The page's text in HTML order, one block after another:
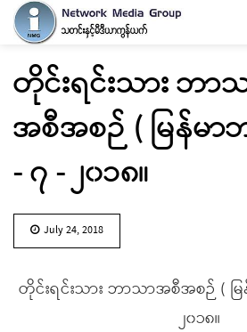
တိုင်းရင်းသား ဘာ
အစီအစဉ် ( မြန်မာ
- ၇ - ၂၀၁၈။
July 24, 2018
တိုင်းရင်းသား ဘာသာအစီအစဉ် ( မြ
၂၀၁၈။